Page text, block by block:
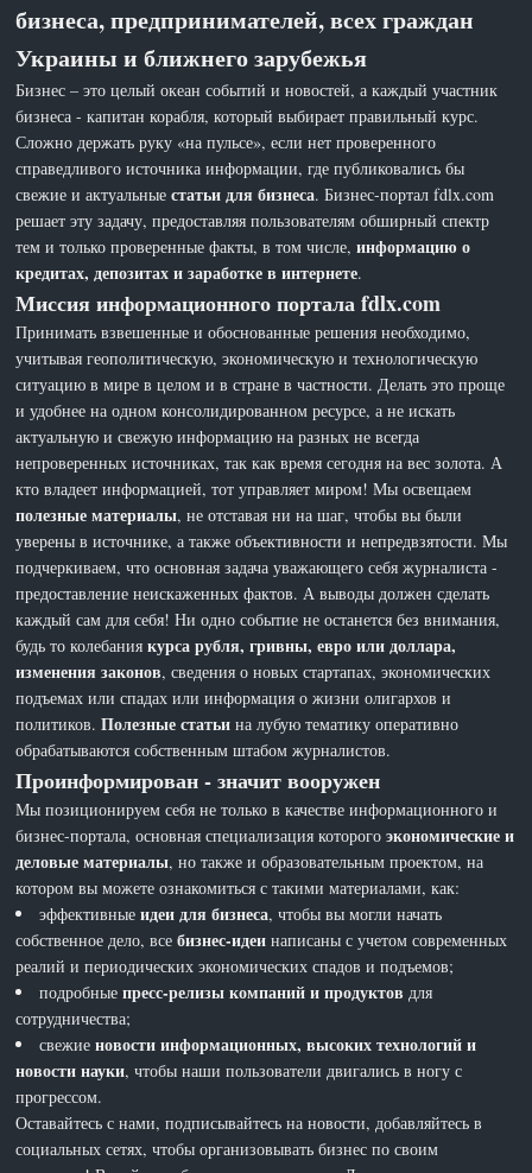
бизнеса, предпринимателей, всех граждан
Украины и ближнего зарубежья
Бизнес – это целый океан событий и новостей, а каждый участник
бизнеса - капитан корабля, который выбирает правильный курс.
Сложно держать руку «на пульсе», если нет проверенного
справедливого источника информации, где публиковались бы
свежие и актуальныестатьи для бизнеса. Бизнес-портал fdlx.com
решает эту задачу, предоставляя пользователям обширный спектр
тем и только проверенные факты, в том числе,информацию о
кредитах, депозитах и заработке в интернете.
Миссия информационного портала fdlx.com
Принимать взвешенные и обоснованные решения необходимо,
учитывая геополитическую, экономическую и технологическую
ситуацию в мире в целом и в стране в частности. Делать это проще
и удобнее на одном консолидированном ресурсе, а не искать
актуальную и свежую информацию на разных не всегда
непроверенных источниках, так как время сегодня на вес золота. А
кто владеет информацией, тот управляет миром! Мы освещаем
полезные материалы, не отставая ни на шаг, чтобы вы были
уверены в источнике, а также объективности и непредвзятости. Мы
подчеркиваем, что основная задача уважающего себя журналиста -
предоставление неискаженных фактов. А выводы должен сделать
каждый сам для себя! Ни одно событие не останется без внимания,
будь то колебаниякурса рубля, гривны, евро или доллара,
изменения законов, сведения о новых стартапах, экономических
подъемах или спадах или информация о жизни олигархов и
политиков.Полезные статьи на лубую тематику оперативно
обрабатываются собственным штабом журналистов.
Проинформирован - значит вооружен
Мы позиционируем себя не только в качестве информационного и
бизнес-портала, основная специализация которогоэкономические и
деловые материалы, но также и образовательным проектом, на
котором вы можете ознакомиться с такими материалами, как:
эффективныеидеи для бизнеса, чтобы вы могли начать
собственное дело, всебизнес-идеи написаны с учетом современных
реалий и периодических экономических спадов и подъемов;
подробныепресс-релизы компаний и продуктов для
сотрудничества;
свежиеновости информационных, высоких технологий и
новости науки, чтобы наши пользователи двигались в ногу с
прогрессом.
Оставайтесь с нами, подписывайтесь на новости, добавляйтесь в
социальных сетях, чтобы организовывать бизнес по своим